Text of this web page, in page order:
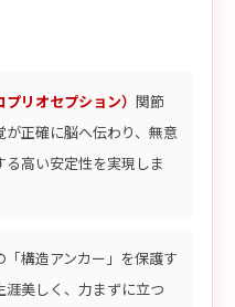
リオセプション） 関節
正確に脳へ伝わり、無意
高い安定性を実現しま
「構造アンカー」を保護す
涯美しく、力まずに立つ